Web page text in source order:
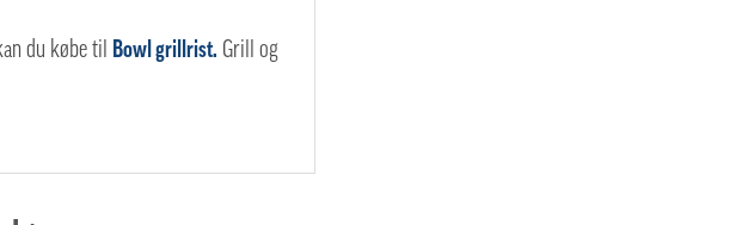
du købe til Bowl grillrist. Grill og